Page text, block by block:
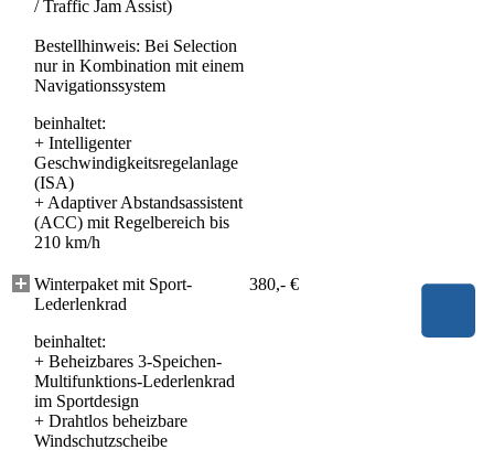
/ Traffic Jam Assist)
Bestellhinweis: Bei Selection
nur in Kombination mit einem
Navigationssystem
beinhaltet:
+ Intelligenter
Geschwindigkeitsregelanlage
(ISA)
+ Adaptiver Abstandsassistent
(ACC) mit Regelbereich bis
210 km/h
Winterpaket mit Sport-
Lederlenkrad
beinhaltet:
+ Beheizbares 3-Speichen-
Multifunktions-Lederlenkrad
im Sportdesign
+ Drahtlos beheizbare
Windschutzscheibe
380,- €